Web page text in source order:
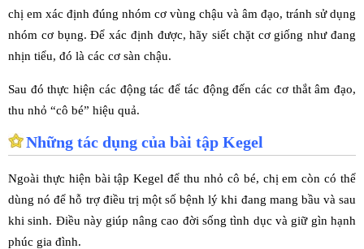
chị em xác định đúng nhóm cơ vùng chậu và âm đạo, tránh sử dụng
nhóm cơ bụng. Để xác định được, hãy siết chặt cơ giống như đang
nhịn tiểu, đó là các cơ sàn chậu.
Sau đó thực hiện các động tác để tác động đến các cơ thắt âm đạo,
thu nhỏ “cô bé” hiệu quả.
Những tác dụng của bài tập Kegel
Ngoài thực hiện bài tập Kegel để thu nhỏ cô bé, chị em còn có thể
dùng nó để hỗ trợ điều trị một số bệnh lý khi đang mang bầu và sau
khi sinh. Điều này giúp nâng cao đời sống tình dục và giữ gìn hạnh
phúc gia đình.